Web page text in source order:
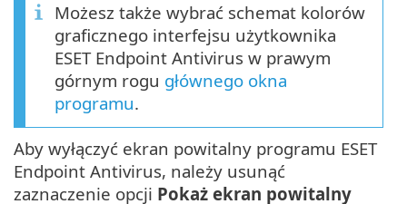
Możesz także wybrać schemat kolorów
graficznego interfejsu użytkownika
ESET Endpoint Antivirus w prawym
górnym rogu głównego okna
programu.
Aby wyłączyć ekran powitalny programu ESET
Endpoint Antivirus, należy usunąć
zaznaczenie opcji Pokaż ekran powitalny